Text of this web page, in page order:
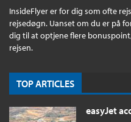
InsideFlyer er for dig som ofte
rejsedøgn. Uanset om du er på
dig til at optjene flere
rejsen.
TOP ARTICLES
easyJet